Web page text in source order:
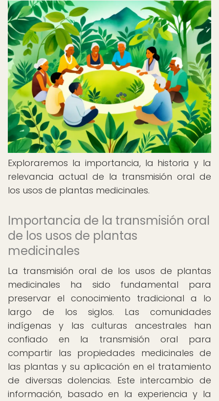
Exploraremos la importancia, la historia y la
relevancia actual de la transmisión oral de
los usos de plantas medicinales.
Importancia de la transmisión oral
de los usos de plantas
medicinales
La transmisión oral de los usos de plantas
medicinales ha sido fundamental para
preservar el conocimiento tradicional a lo
largo de los siglos. Las comunidades
indígenas y las culturas ancestrales han
confiado en la transmisión oral para
compartir las propiedades medicinales de
las plantas y su aplicación en el tratamiento
de diversas dolencias. Este intercambio de
información, basado en la experiencia y la